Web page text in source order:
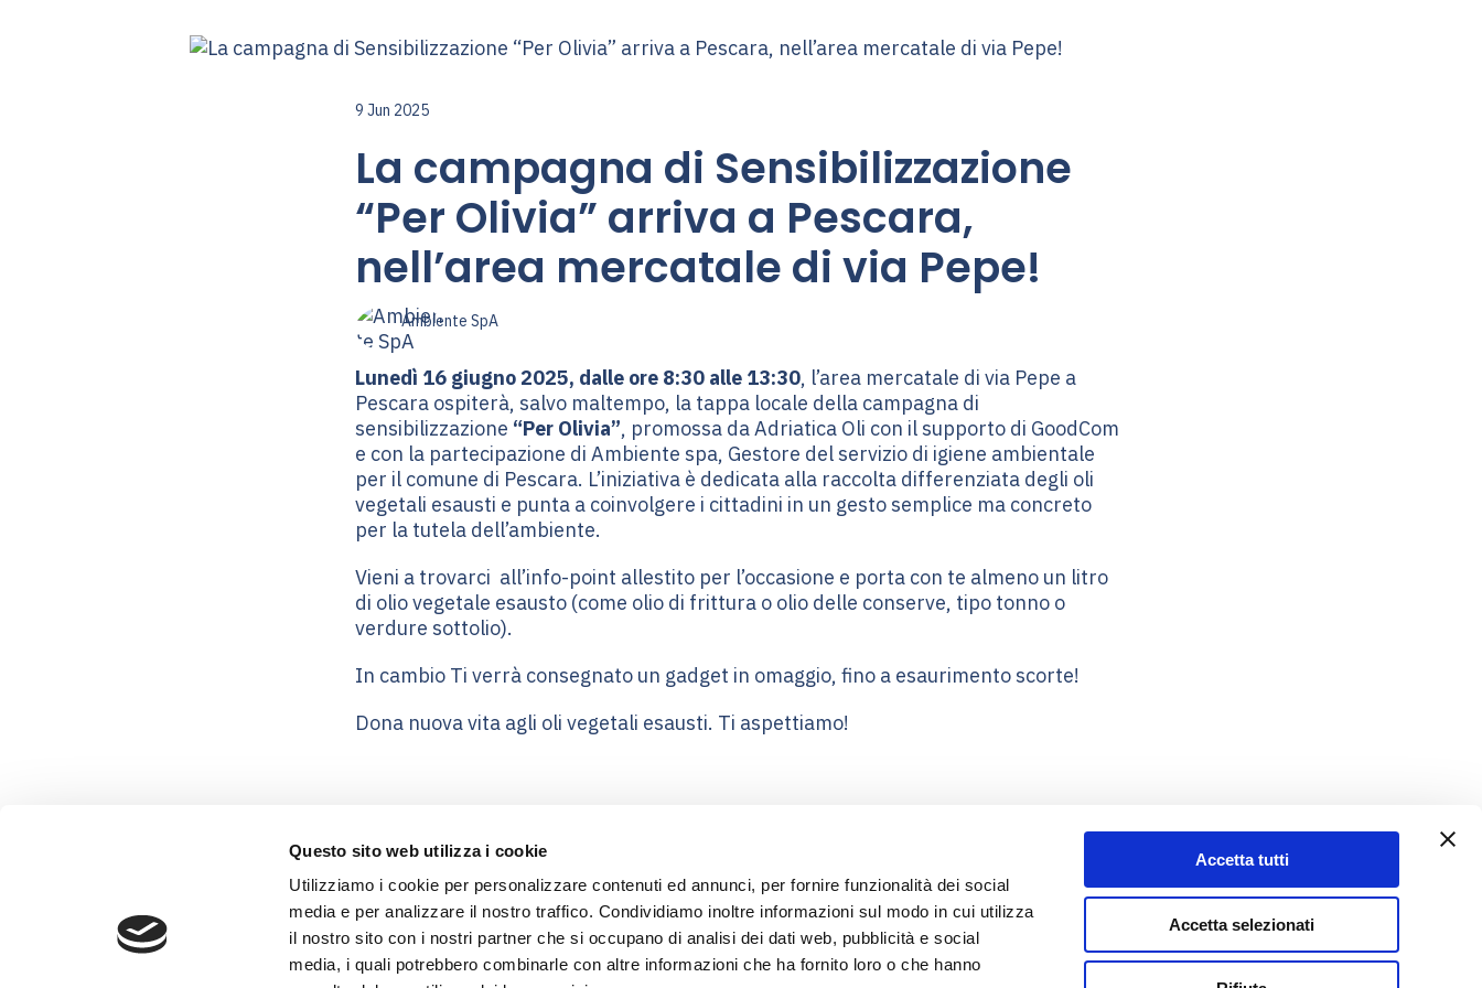
Questo sito web utilizza i cookie
Utilizziamo i cookie per personalizzare contenuti ed annunci, per fornire funzionalità dei social
media e per analizzare il nostro traffico. Condividiamo inoltre informazioni sul modo in cui utilizza
il nostro sito con i nostri partner che si occupano di analisi dei dati web, pubblicità e social
media, i quali potrebbero combinarle con altre informazioni che ha fornito loro o che hanno
Accetta tutti
Accetta selezionati
9 Jun 2025
La campagna di Sensibilizzazione
“Per Olivia” arriva a Pescara,
nell’area mercatale di via Pepe!
Ambiente SpA
Lunedì 16 giugno 2025, dalle ore 8:30 alle 13:30, l’area mercatale di via Pepe a
Pescara ospiterà, salvo maltempo, la tappa locale della campagna di
sensibilizzazione “Per Olivia”, promossa da Adriatica Oli con il supporto di GoodCom
e con la partecipazione di Ambiente spa, Gestore del servizio di igiene ambientale
per il comune di Pescara. L’iniziativa è dedicata alla raccolta differenziata degli oli
vegetali esausti e punta a coinvolgere i cittadini in un gesto semplice ma concreto
per la tutela dell’ambiente.
Vieni a trovarci all’info-point allestito per l’occasione e porta con te almeno un litro
di olio vegetale esausto (come olio di frittura o olio delle conserve, tipo tonno o
verdure sottolio).
In cambio Ti verrà consegnato un gadget in omaggio, fino a esaurimento scorte!
Dona nuova vita agli oli vegetali esausti. Ti aspettiamo!